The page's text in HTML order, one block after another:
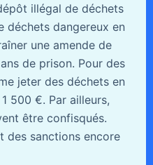
illégal de déchets
déchets dangereux en
une amende de
de prison. Pour des
jeter des déchets en
1 500 €. Par ailleurs,
être confisqués.
des sanctions encore